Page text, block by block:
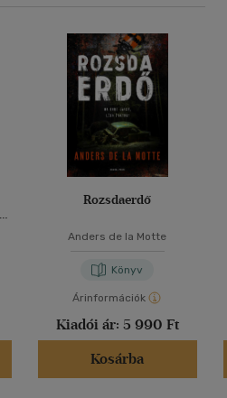
Rozsdaerdő
Anders de la Motte
Könyv
Árinformációk
Kiadói ár: 5 990 Ft
Kosárba